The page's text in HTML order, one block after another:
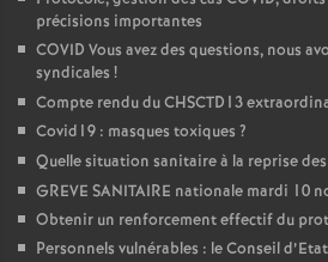
précisions importantes
COVID Vous avez des questions, nous
syndicales !
Compte rendu du CHSCTD13
Covid19 : masques toxiques ?
Quelle situation sanitaire à la reprise
GREVE SANITAIRE nationale mardi 10
Obtenir un renforcement effectif du
Personnels vulnérables : le Conseil